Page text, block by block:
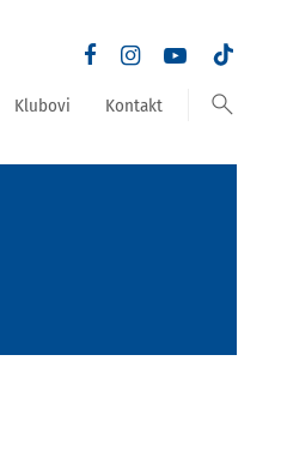
Klubovi Kontakt search